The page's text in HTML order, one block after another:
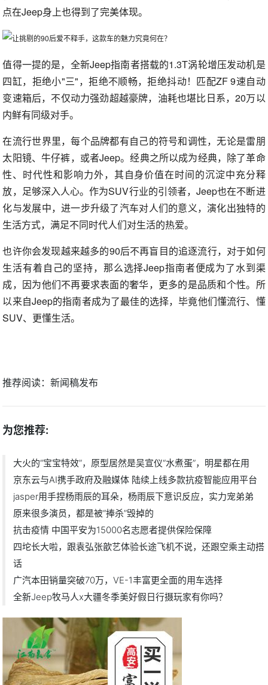
点在Jeep身上也得到了完美体现。
值得一提的是，全新Jeep指南者搭载的1.3T涡轮增压发动机是
四缸，拒绝小"三"，拒绝不顺畅，拒绝抖动！匹配ZF 9速自动
变速箱后，不仅动力强劲超越豪牌，油耗也堪比日系，20万以
内鲜有同级对手。
在流行世界里，每个品牌都有自己的符号和调性，无论是雷朋
太阳镜、牛仔裤，或者Jeep。经典之所以成为经典，除了革命
性、时代性和影响力外，其自身价值在时间的沉淀中充分释
放，足够深入人心。作为SUV行业的引领者，Jeep也在不断进
化与发展中，进一步升级了汽车对人们的意义，演化出独特的
生活方式，满足不同时代人们对生活的热爱。
也许你会发现越来越多的90后不再盲目的追逐流行，对于如何
生活有着自己的坚持，那么选择Jeep指南者便成为了水到渠
成，因为他们不再要求表面的奢华，更多的是品质和个性。所
以来自Jeep的指南者成为了最佳的选择，毕竟他们懂流行、懂
SUV、更懂生活。
推荐阅读：新闻稿发布
为您推荐:
大火的“宝宝特效”，原型居然是吴宣仪“水煮蛋”，明星都在用
京东云与AI携手政府及融媒体 陆续上线多款抗疫智能应用平台
jasper用手捏杨雨辰的耳朵，杨雨辰下意识反应，实力宠弟弟
原来很多演员，都是被“捧杀”毁掉的
抗击疫情 中国平安为15000名志愿者提供保险保障
四坨长大啦，跟袁弘张歆艺体验长途飞机不说，还跟空乘主动搭
话
广汽本田销量突破70万，VE-1丰富更全面的用车选择
全新Jeep牧马人x大疆冬季美好假日行摄玩家有你吗？